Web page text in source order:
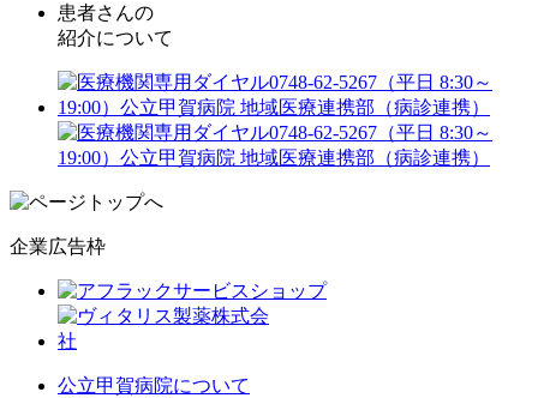
患者さんの
紹介について
企業広告枠
公立甲賀病院について